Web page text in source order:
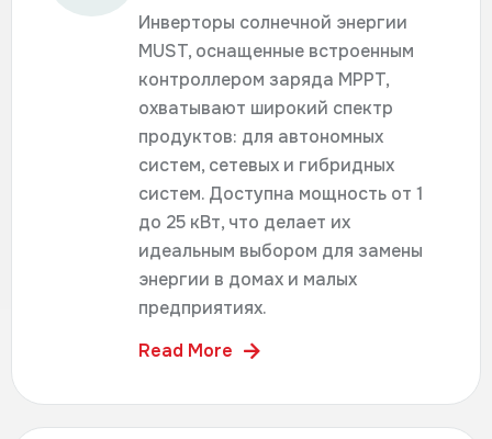
Инверторы солнечной энергии
MUST, оснащенные встроенным
контроллером заряда MPPT,
охватывают широкий спектр
продуктов: для автономных
систем, сетевых и гибридных
систем. Доступна мощность от 1
до 25 кВт, что делает их
идеальным выбором для замены
энергии в домах и малых
предприятиях.
Read More